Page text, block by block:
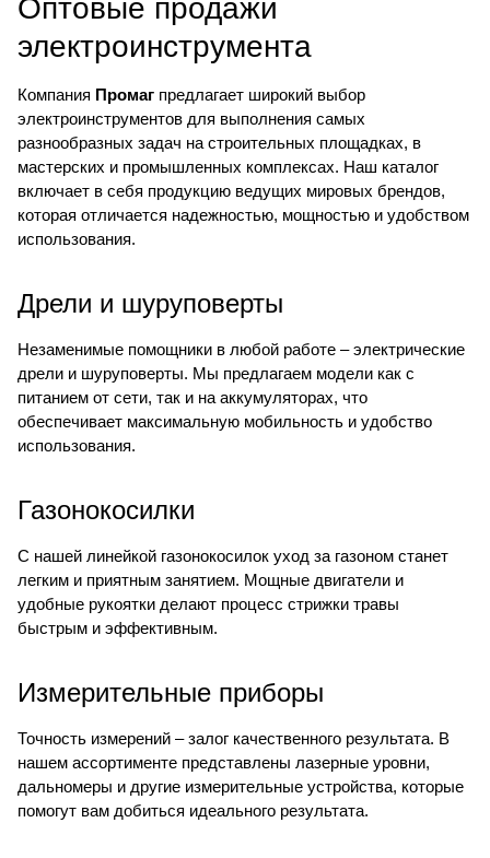
Оптовые продажи
электроинструмента
Компания Промаг предлагает широкий выбор
электроинструментов для выполнения самых
разнообразных задач на строительных площадках, в
мастерских и промышленных комплексах. Наш каталог
включает в себя продукцию ведущих мировых брендов,
которая отличается надежностью, мощностью и удобством
использования.
Дрели и шуруповерты
Незаменимые помощники в любой работе – электрические
дрели и шуруповерты. Мы предлагаем модели как с
питанием от сети, так и на аккумуляторах, что
обеспечивает максимальную мобильность и удобство
использования.
Газонокосилки
С нашей линейкой газонокосилок уход за газоном станет
легким и приятным занятием. Мощные двигатели и
удобные рукоятки делают процесс стрижки травы
быстрым и эффективным.
Измерительные приборы
Точность измерений – залог качественного результата. В
нашем ассортименте представлены лазерные уровни,
дальномеры и другие измерительные устройства, которые
помогут вам добиться идеального результата.